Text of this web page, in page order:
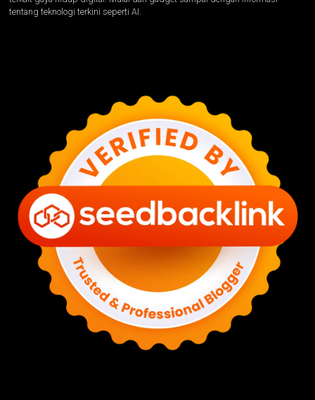
tentang teknologi terkini seperti AI.